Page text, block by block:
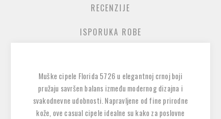
RECENZIJE
ISPORUKA ROBE
Muške cipele Florida 5726 u elegantnoj crnoj boji
pružaju savršen balans između modernog dizajna i
svakodnevne udobnosti. Napravljene od fine prirodne
kože, ove casual cipele idealne su kako za poslovne